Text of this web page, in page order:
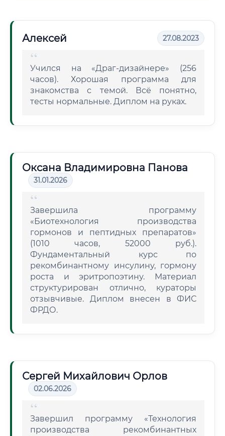
Алексей 27.08.2023
Учился на «Драг-дизайнере» (256
часов). Хорошая программа для
знакомства с темой. Всё понятно,
тесты нормальные. Диплом на руках.
Оксана Владимировна Панова
31.01.2026
Завершила программу
«Биотехнология производства
гормонов и пептидных препаратов»
(1010 часов, 52000 руб.).
Фундаментальный курс по
рекомбинантному инсулину, гормону
роста и эритропоэтину. Материал
структурирован отлично, кураторы
отзывчивые. Диплом внесен в ФИС
ФРДО.
Сергей Михайлович Орлов
02.06.2026
Завершил программу «Технология
производства рекомбинантных